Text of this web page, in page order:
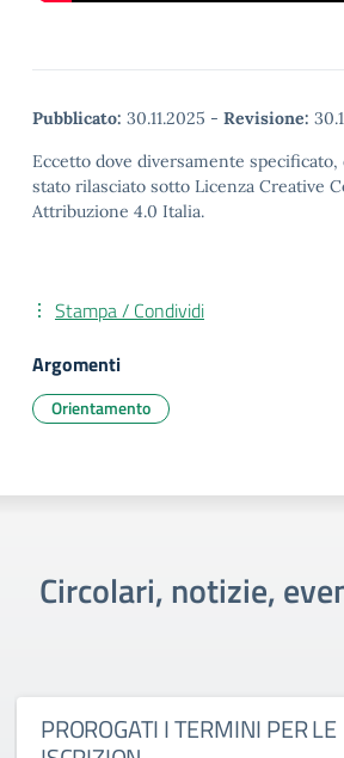
Pubblicato: 30.11.2025 - Revisione:
Eccetto dove diversamente
stato rilasciato sotto Licenza Creative
Attribuzione 4.0 Italia.
Stampa / Condividi
Argomenti
Orientamento
Circolari, notizie,
PROROGATI I TERMINI PER LE